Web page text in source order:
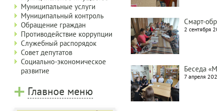
Смарт-
2 сентября
Беседа
7 апреля
Муниципальные услуги
Муниципальный контроль
Обращение граждан
Противодействие коррупции
Служебный распорядок
Совет депутатов
Социально-экономическое
развитие
Главное меню